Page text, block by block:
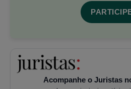
Acompanhe o Juristas